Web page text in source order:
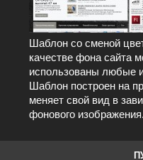
Шаблон со сменой
качестве фона сайта
использованы любые
Шаблон построен на
меняет свой вид в
фонового изображения.